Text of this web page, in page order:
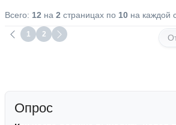
Всего: 12 на 2 страницах по 10 на каждой
1 2
Опрос